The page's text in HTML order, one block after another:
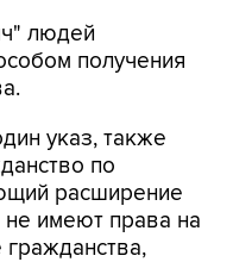
людей
получения
указ, также
по
расширение
имеют права на
гражданства,